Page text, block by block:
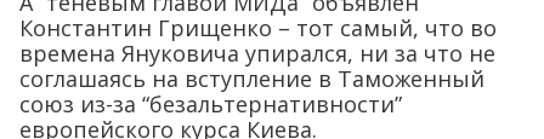
Константин Грищенко – тот самый, что во
времена Януковича упирался, ни за что не
соглашаясь на вступление в Таможенный
союз из-за “безальтернативности”
европейского курса Киева.